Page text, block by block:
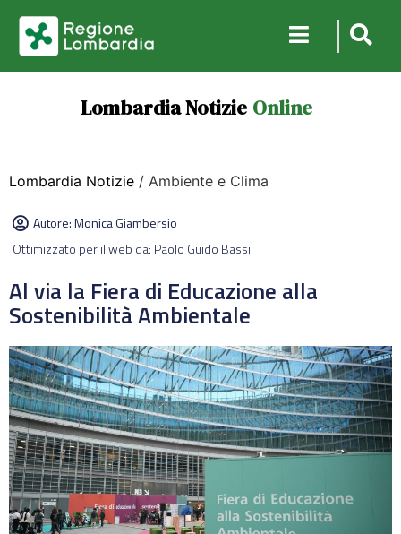
Lombardia Notizie Online
Lombardia Notizie / Ambiente e Clima
Autore:Monica Giambersio
Ottimizzato per il web da: Paolo Guido Bassi
Al via la Fiera di Educazione alla
Sostenibilità Ambientale